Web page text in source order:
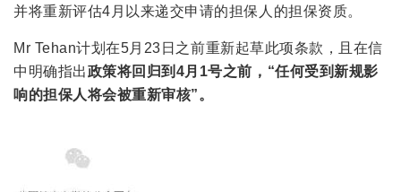
并将重新评估4月以来递交申请的担保人的担保资质。
Mr Tehan计划在5月23日之前重新起草此项条款，且在信
中明确指出政策将回归到4月1号之前，“任何受到新规影
响的担保人将会被重新审核”。